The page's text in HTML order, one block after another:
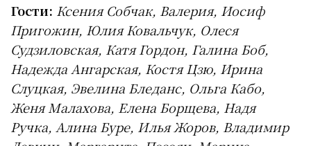
Гости: Ксения Собчак, Валерия, Иосиф
Пригожин, Юлия Ковальчук, Олеся
Судзиловская, Катя Гордон, Галина Боб,
Надежда Ангарская, Костя Цзю, Ирина
Слуцкая, Эвелина Бледанс, Ольга Кабо,
Женя Малахова, Елена Борщева, Надя
Ручка, Алина Буре, Илья Жоров, Владимир